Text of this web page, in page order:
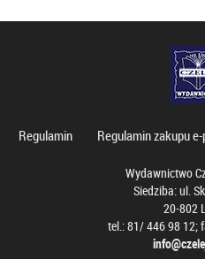
Regulamin Regulamin zakupu
Wydawnictwo
Siedziba: ul.
20-802
tel.: 81/ 446 98 12;